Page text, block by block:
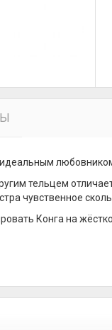
идеальным
тельцем
чувственное
Конга на